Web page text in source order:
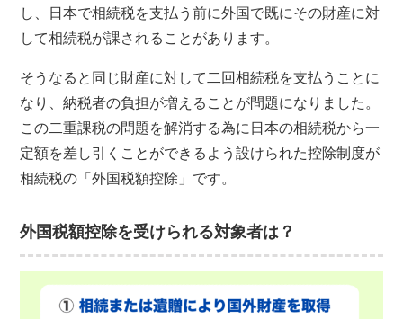
し、日本で相続税を支払う前に外国で既にその財産に対
して相続税が課されることがあります。
そうなると同じ財産に対して二回相続税を支払うことに
なり、納税者の負担が増えることが問題になりました。
この二重課税の問題を解消する為に日本の相続税から一
定額を差し引くことができるよう設けられた控除制度が
相続税の「外国税額控除」です。
外国税額控除を受けられる対象者は？